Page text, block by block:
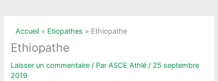
Accueil Etiopathes Ethiopathe
Ethiopathe
Laisser un commentaire / ParASCE Athlé/ 25 septembre
2019